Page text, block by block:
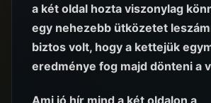
a két oldal hozta viszonylag
egy nehezebb ütközetet
biztos volt, hogy a kettejük
eredménye fog majd dönteni a